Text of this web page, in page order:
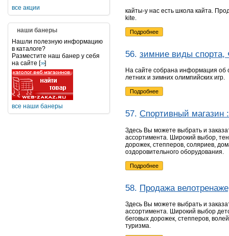
все акции
наши банеры
Нашли полезную информацию
в каталоге?
Разместите наш банер у себя
на сайте [>>]
все наши банеры
кайты-у нас есть школа кайта.
kite.
Подробнее
56. зимние виды спорта,
На сайте собрана информация об
летних и зимних олимпийских игр.
Подробнее
57. Cпортивный магазин
Здесь Вы можете выбрать и
ассортимента. Широкий выбор,
дорожек, степперов, соляриев,
оздоровительного оборудования.
Подробнее
58. Продажа
Здесь Вы можете выбрать и
ассортимента. Широкий выбор
беговых дорожек, степперов,
туризма.